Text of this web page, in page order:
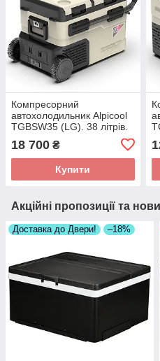
Компресорний
автохолодильник Alpicool
TGBSW35 (LG). 38 літрів.
(12, 24, 220 вольт)
18 700 ₴
Купити
Акційні пропозиції та
Доставка до Двери! –18%